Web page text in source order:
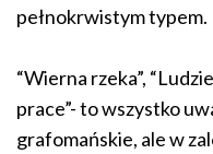
pełnokrwistym typem.
“Wierna rzeka”,
prace”- to wszystko
grafomańskie, ale w